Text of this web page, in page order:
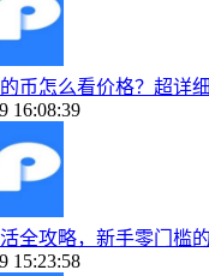
币怎么看价格？超详
16:08:39
全攻略，新手零门槛
15:23:58